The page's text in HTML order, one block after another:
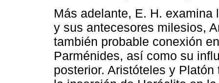
Más adelante, E. H.
y sus antecesores milesios,
también probable conexión
Parménides, así como su
posterior. Aristóteles y